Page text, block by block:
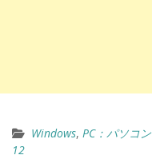
Windows, PC：パソコン
12